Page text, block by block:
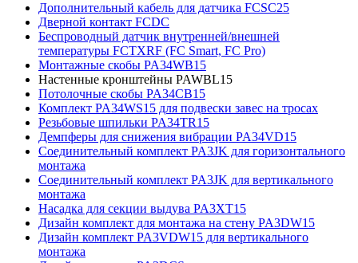
Дополнительный кабель для датчика FCSC25
Дверной контакт FCDC
Беспроводный датчик внутренней/внешней
температуры FCTXRF (FC Smart, FC Pro)
Монтажные скобы PA34WB15
Настенные кронштейны PAWBL15
Потолочные скобы PA34CB15
Комплект PA34WS15 для подвески завес на тросах
Резьбовые шпильки PA34TR15
Демпферы для снижения вибрации PA34VD15
Соединительный комплект PA3JK для горизонтального
монтажа
Соединительный комплект PA3JK для вертикального
монтажа
Насадка для секции выдува PA3XT15
Дизайн комплект для монтажа на стену PA3DW15
Дизайн комплект PA3VDW15 для вертикального
монтажа